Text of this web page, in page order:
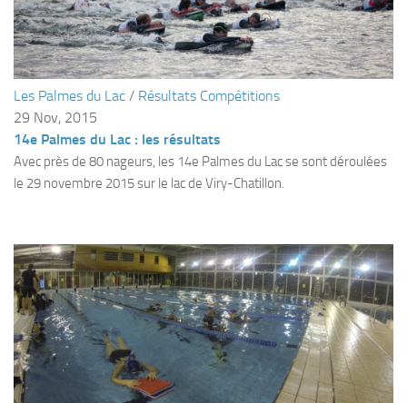
Guide de palanquée N4
Initiateur
Moniteur Fédéral
Organisation
Responsables
Fosse
APNEE
SORTIES
Sorties 2026
Sorties 2025
Sorties 2024
Les Palmes du Lac / Résultats Compétitions
29 Nov, 2015
14e Palmes du Lac : les résultats
Avec près de 80 nageurs, les 14e Palmes du Lac se sont déroulées
le 29 novembre 2015 sur le lac de Viry-Chatillon.